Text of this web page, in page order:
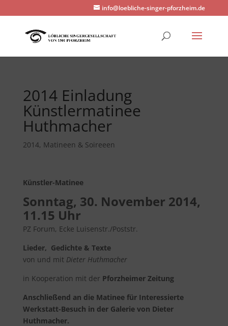
info@loebliche-singer-pforzheim.de
2014 Einladung
Künstlermatinee
Huthmacher
2014, Matineen & Soireeen
Künstler-Matinee
Sonntag, 30. November 2014,
11.15 Uhr
PZ Forum, Ecke Luisenstr./Poststr.
Lieder, Gedichte & Texte
von und mitDieter Huthmacher
in Kooperation mit der Pforzheimer Zeitung
Anschließend an die Matinee für Interessierte
Werkstatt-Besuch in der Galerie von Dieter
Huthmacher.